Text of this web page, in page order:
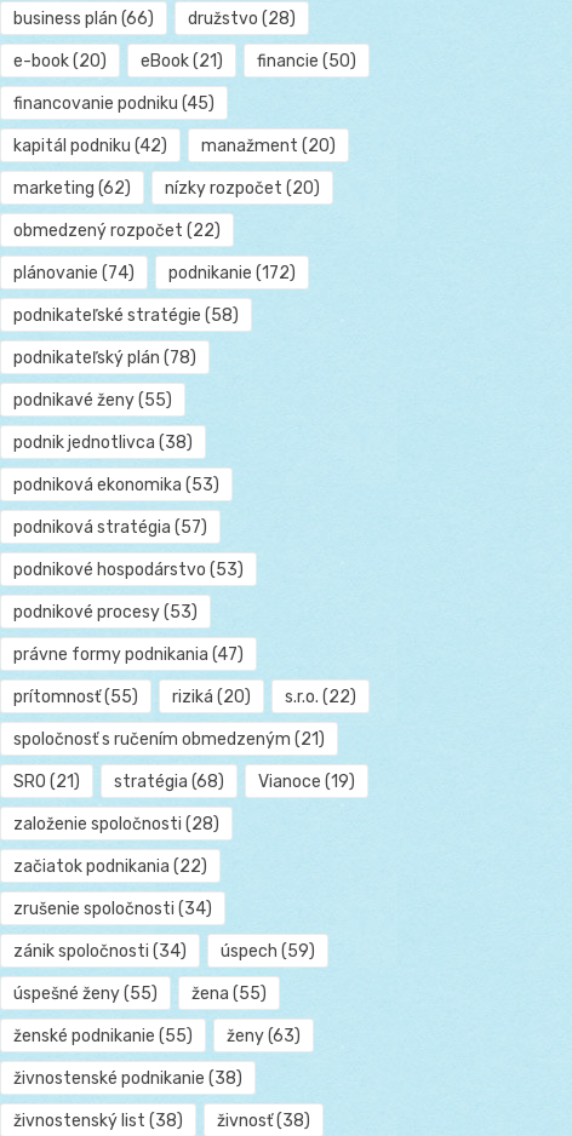
business plán (66) družstvo (28)
e-book(20) eBook(21) financie (50)
financovanie podniku (45)
kapitál podniku (42) manažment (20)
marketing (62) nízky rozpočet (20)
obmedzený rozpočet (22)
plánovanie (74) podnikanie (172)
podnikateľské stratégie (58)
podnikateľský plán (78)
podnikavé ženy(55)
podnik jednotlivca (38)
podniková ekonomika (53)
podniková stratégia (57)
podnikové hospodárstvo (53)
podnikové procesy(53)
právne formy podnikania (47)
prítomnosť(55) riziká (20) s.r.o. (22)
spoločnosť s ručením obmedzeným (21)
SRO (21) stratégia (68) Vianoce (19)
založenie spoločnosti (28)
začiatok podnikania (22)
zrušenie spoločnosti (34)
zánik spoločnosti (34) úspech (59)
úspešné ženy(55) žena (55)
ženské podnikanie (55) ženy(63)
živnostenské podnikanie (38)
živnostenský list (38) živnosť(38)